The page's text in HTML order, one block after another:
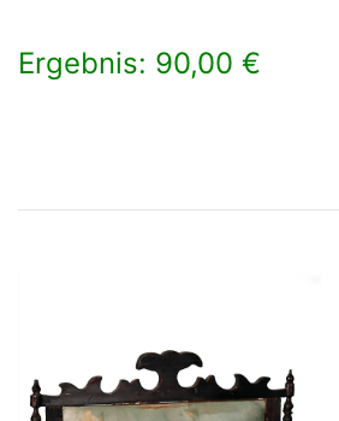
Ergebnis: 90,00 €